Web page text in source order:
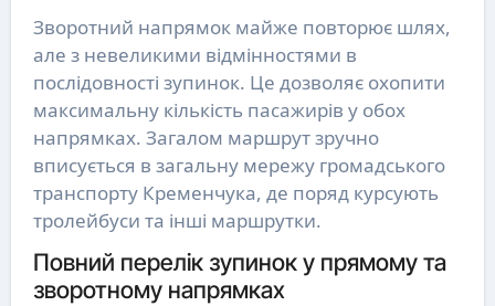
Зворотний напрямок майже повторює шлях,
але з невеликими відмінностями в
послідовності зупинок. Це дозволяє охопити
максимальну кількість пасажирів у обох
напрямках. Загалом маршрут зручно
вписується в загальну мережу громадського
транспорту Кременчука, де поряд курсують
тролейбуси та інші маршрутки.
Повний перелік зупинок у прямому та
зворотному напрямках